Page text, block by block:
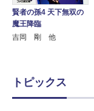
賢者の孫4 天下無双の
魔王降臨
吉岡 剛 他
トピックス